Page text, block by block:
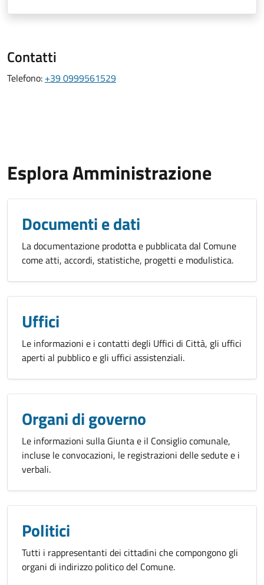
Contatti
Telefono: +39 0999561529
Esplora Amministrazione
Documenti e dati
La documentazione prodotta e pubblicata dal Comune
come atti, accordi, statistiche, progetti e modulistica.
Uffici
Le informazioni e i contatti degli Uffici di Città, gli uffici
aperti al pubblico e gli uffici assistenziali.
Organi di governo
Le informazioni sulla Giunta e il Consiglio comunale,
incluse le convocazioni, le registrazioni delle sedute e i
verbali.
Politici
Tutti i rappresentanti dei cittadini che compongono gli
organi di indirizzo politico del Comune.